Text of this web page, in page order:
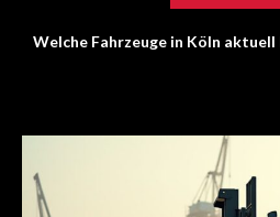
Welche Fahrzeuge in Köln aktuell
Report: Bewerber setzen auf KI